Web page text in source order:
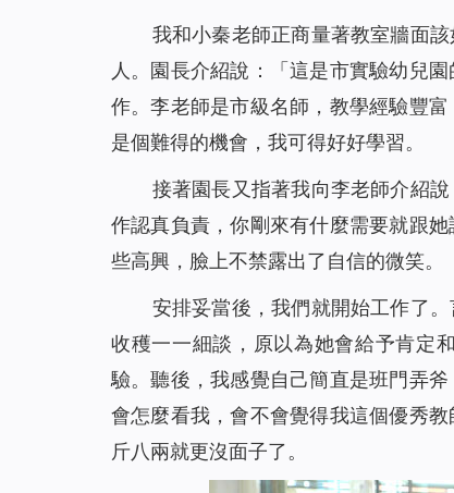
我和小秦老師正商量著教室牆面
人。園長介紹說：「這是市實驗幼兒
作。李老師是市級名師，教學經驗豐
是個難得的機會，我可得好好學習。
接著園長又指著我向李老師介紹
作認真負責，你剛來有什麼需要就跟
些高興，臉上不禁露出了自信的微笑。
安排妥當後，我們就開始工作了
收穫一一細談，原以為她會給予肯定
驗。聽後，我感覺自己簡直是班門弄
會怎麼看我，會不會覺得我這個優秀
斤八兩就更沒面子了。